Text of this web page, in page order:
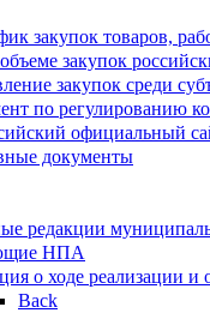
закупок товаров,
закупок
закупок среди
по регулированию
официальный
документы
редакции
НПА
о ходе реализации
Back